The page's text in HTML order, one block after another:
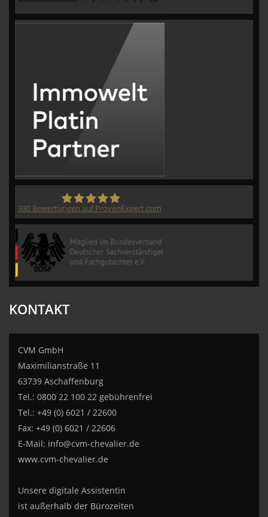
330 Bewertungen auf ProvenExpert.com
KONTAKT
CVM GmbH
Maximilianstraße 11
63739 Aschaffenburg
Tel.: 0800 22 100 22 gebührenfrei
Tel.: +49 (0) 6021 / 22600
Fax: +49 (0) 6021 / 22606
E-Mail: info@cvm-chevalier.de
www.cvm-chevalier.de
Unsere digitale Assistentin
ist außerhalb der Bürozeiten